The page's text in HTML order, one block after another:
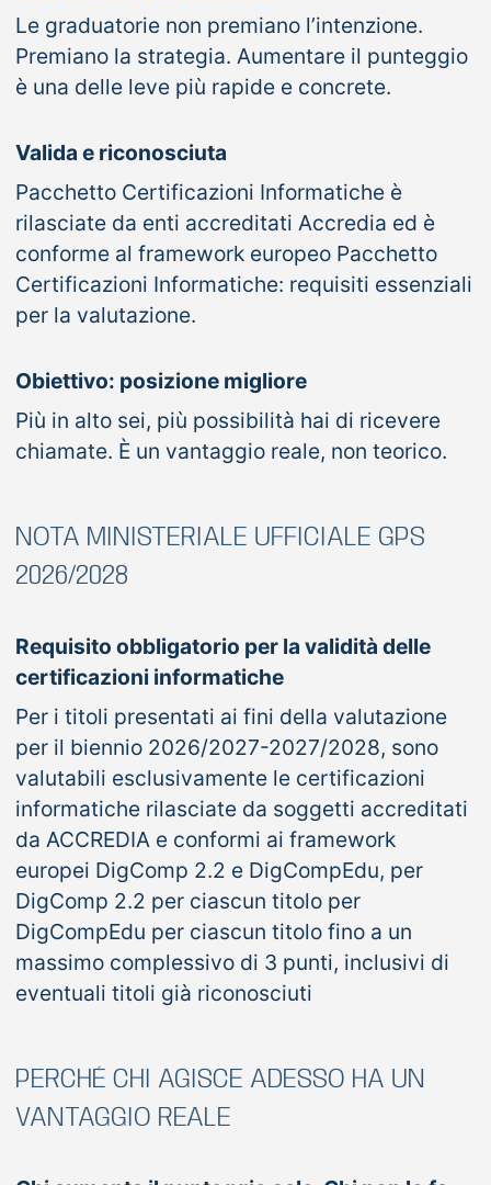
Le graduatorie non premiano l’intenzione.
Premiano la strategia. Aumentare il punteggio
è una delle leve più rapide e concrete.
Valida e riconosciuta
Pacchetto Certificazioni Informatiche è
rilasciate da enti accreditati Accredia ed è
conforme al framework europeo Pacchetto
Certificazioni Informatiche: requisiti essenziali
per la valutazione.
Obiettivo: posizione migliore
Più in alto sei, più possibilità hai di ricevere
chiamate. È un vantaggio reale, non teorico.
NOTA MINISTERIALE UFFICIALE GPS
2026/2028
Requisito obbligatorio per la validità delle
certificazioni informatiche
Per i titoli presentati ai fini della valutazione
per il biennio 2026/2027-2027/2028, sono
valutabili esclusivamente le certificazioni
informatiche rilasciate da soggetti accreditati
da ACCREDIA e conformi ai framework
europei DigComp 2.2 e DigCompEdu, per
DigComp 2.2 per ciascun titolo per
DigCompEdu per ciascun titolo fino a un
massimo complessivo di 3 punti, inclusivi di
eventuali titoli già riconosciuti
PERCHÉ CHI AGISCE ADESSO HA UN
VANTAGGIO REALE